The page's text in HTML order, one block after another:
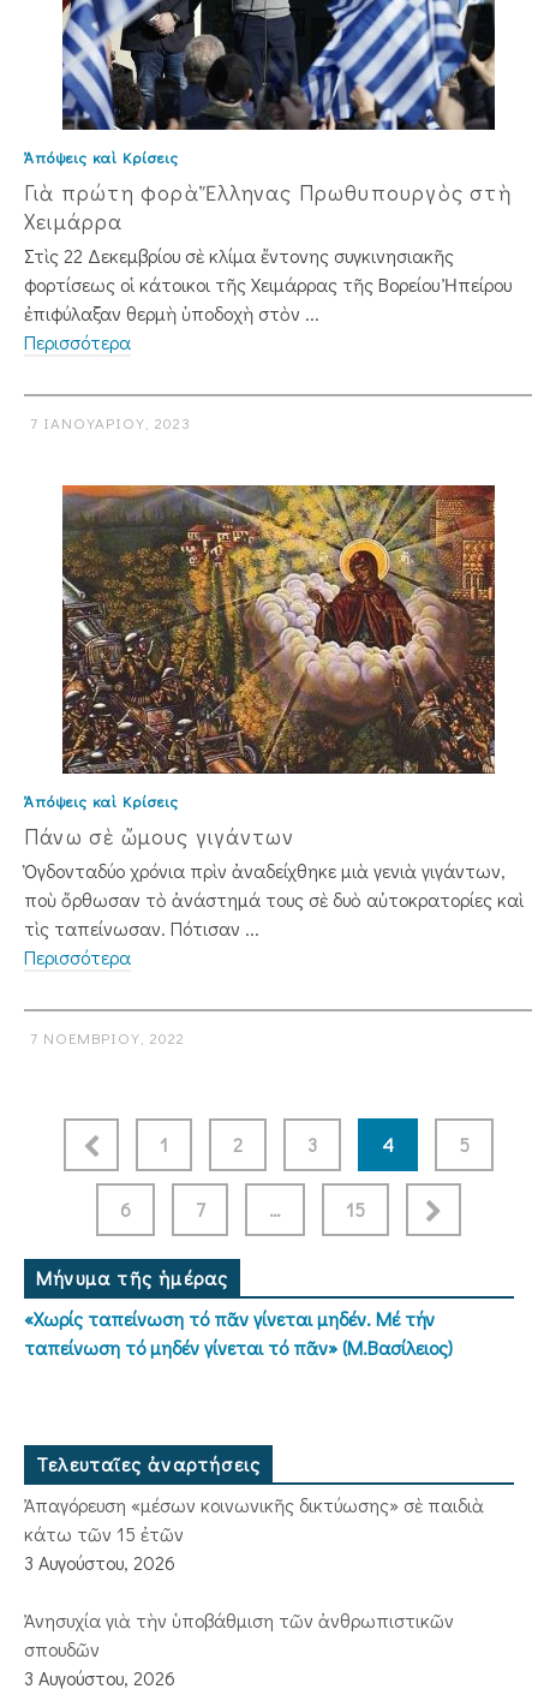
Ἀπόψεις καὶ Κρίσεις
Γιὰ πρώτη φορὰ Ἕλληνας Πρωθυπουργὸς στὴ
Χειμάρρα
Στὶς 22 Δεκεμβρίου σὲ κλίμα ἔντονης συγ­κινησιακῆς
φορτίσεως οἱ κάτοικοι τῆς Χειμάρρας τῆς Βορείου Ἠπείρου
ἐπιφύλαξαν θερμὴ ὑποδοχὴ στὸν ...
Περισσότερα
7 ΙΑΝΟΥΑΡΊΟΥ, 2023
Ἀπόψεις καὶ Κρίσεις
Πάνω σὲ ὤμους γιγάντων
Ὀγδονταδύο χρόνια πρὶν ἀναδείχθηκε μιὰ γενιὰ γιγάντων,
ποὺ ὄρθωσαν τὸ ἀνάστημά τους σὲ δυὸ αὐτοκρατορίες καὶ
τὶς ταπείνωσαν. Πότισαν ...
Περισσότερα
7 ΝΟΕΜΒΡΊΟΥ, 2022
1 2 3 4 5
6 7 … 15
Μήνυμα τῆς ἡμέρας
«Χωρίς ταπείνωση τό πᾶν γίνεται μηδέν. Μέ τήν
ταπείνωση τό μηδέν γίνεται τό πᾶν» (Μ.Βασίλειος)
Τελευταῖες ἀναρτήσεις
Ἀπαγόρευση «μέσων κοινωνικῆς δικτύωσης» σὲ παιδιὰ
κάτω τῶν 15 ἐτῶν
3 Αυγούστου, 2026
Ἀνησυχία γιὰ τὴν ὑποβάθμιση τῶν ἀνθρωπιστικῶν
σπουδῶν
3 Αυγούστου, 2026